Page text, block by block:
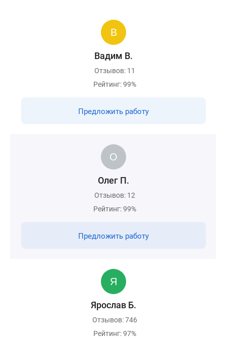
Вадим В.
Отзывов: 11
Рейтинг: 99%
Предложить работу
Олег П.
Отзывов: 12
Рейтинг: 99%
Предложить работу
Ярослав Б.
Отзывов: 746
Рейтинг: 97%